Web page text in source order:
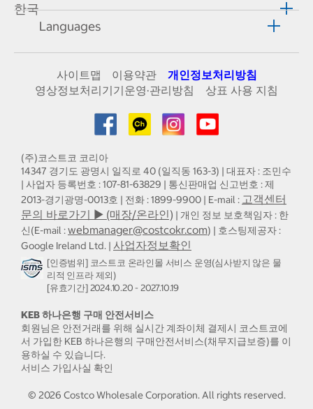
한국
Languages
사이트맵 이용약관
개인정보처리방침
영상정보처리기기운영·관리방침
상표 사용 지침
(주)코스트코 코리아
14347 경기도 광명시 일직로 40 (일직동 163-3) | 대표자 : 조민수
| 사업자 등록번호 : 107-81-63829 | 통신판매업 신고번호 : 제
2013-경기광명-0013호 | 전화 : 1899-9900 | E-mail : 고객센터
문의 바로가기 ▶ (매장/온라인) | 개인 정보 보호책임자 : 한
신(E-mail :webmanager@costcokr.com) | 호스팅제공자 :
Google Ireland Ltd. | 사업자정보확인
[인증범위] 코스트코 온라인몰 서비스 운영(심사받지 않은 물
리적 인프라 제외)
[유효기간] 2024.10.20 - 2027.10.19
KEB 하나은행 구매 안전서비스
회원님은 안전거래를 위해 실시간 계좌이체 결제시 코스트코에
서 가입한 KEB 하나은행의 구매안전서비스(채무지급보증)를 이
용하실 수 있습니다.
서비스 가입사실 확인
© 2026 Costco Wholesale Corporation.All rights reserved.